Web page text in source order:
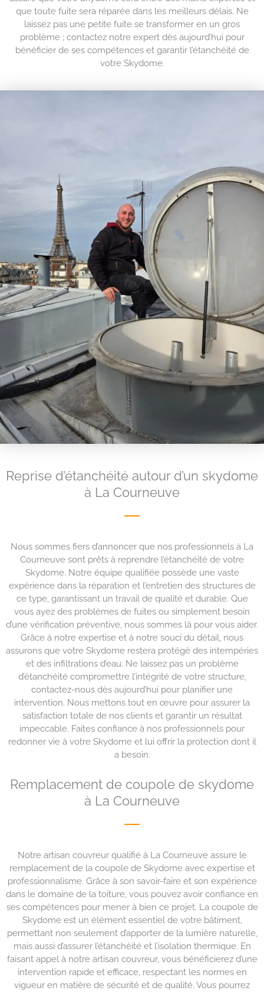
que toute fuite sera réparée dans les meilleurs délais. Ne
laissez pas une petite fuite se transformer en un gros
problème ; contactez notre expert dès aujourd’hui pour
bénéficier de ses compétences et garantir l’étanchéité de
votre Skydome.
Reprise d’étanchéité autour d’un skydome
à La Courneuve
Nous sommes fiers d’annoncer que nos professionnels à La
Courneuve sont prêts à reprendre l’étanchéité de votre
Skydome. Notre équipe qualifiée possède une vaste
expérience dans la réparation et l’entretien des structures de
ce type, garantissant un travail de qualité et durable. Que
vous ayez des problèmes de fuites ou simplement besoin
d’une vérification préventive, nous sommes là pour vous aider.
Grâce à notre expertise et à notre souci du détail, nous
assurons que votre Skydome restera protégé des intempéries
et des infiltrations d’eau. Ne laissez pas un problème
d’étanchéité compromettre l’intégrité de votre structure,
contactez-nous dès aujourd’hui pour planifier une
intervention. Nous mettons tout en œuvre pour assurer la
satisfaction totale de nos clients et garantir un résultat
impeccable. Faites confiance à nos professionnels pour
redonner vie à votre Skydome et lui offrir la protection dont il
a besoin.
Remplacement de coupole de skydome
à La Courneuve
Notre artisan couvreur qualifié à La Courneuve assure le
remplacement de la coupole de Skydome avec expertise et
professionnalisme. Grâce à son savoir-faire et son expérience
dans le domaine de la toiture, vous pouvez avoir confiance en
ses compétences pour mener à bien ce projet. La coupole de
Skydome est un élément essentiel de votre bâtiment,
permettant non seulement d’apporter de la lumière naturelle,
mais aussi d’assurer l’étanchéité et l’isolation thermique. En
faisant appel à notre artisan couvreur, vous bénéficierez d’une
intervention rapide et efficace, respectant les normes en
vigueur en matière de sécurité et de qualité. Vous pourrez